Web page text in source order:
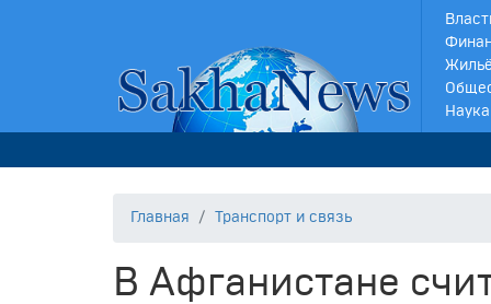
Главная Транспорт и связь
В Афганистане